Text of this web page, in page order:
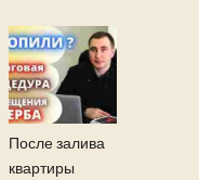
После залива
квартиры